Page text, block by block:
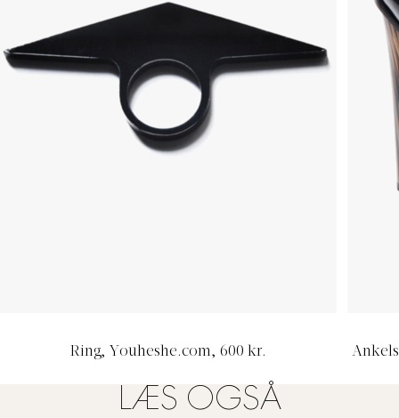
Ring, Youheshe.com, 600 kr.
LÆS OGSÅ